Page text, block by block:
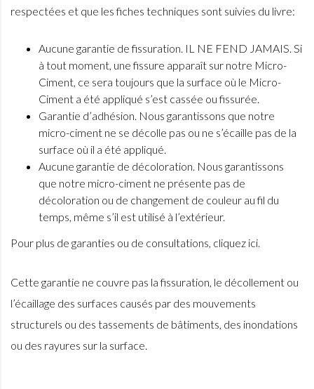
respectées et que les fiches techniques sont suivies du livre:
Aucune garantie de fissuration. IL NE FEND JAMAIS. Si
à tout moment, une fissure apparaît sur notre Micro-
Ciment, ce sera toujours que la surface où le Micro-
Ciment a été appliqué s’est cassée ou fissurée.
Garantie d’adhésion. Nous garantissons que notre
micro-ciment ne se décolle pas ou ne s’écaille pas de la
surface où il a été appliqué.
Aucune garantie de décoloration. Nous garantissons
que notre micro-ciment ne présente pas de
décoloration ou de changement de couleur au fil du
temps, même s’il est utilisé à l’extérieur.
Pour plus de garanties ou de consultations, cliquez ici.
Cette garantie ne couvre pas la fissuration, le décollement ou
l’écaillage des surfaces causés par des mouvements
structurels ou des tassements de bâtiments, des inondations
ou des rayures sur la surface.